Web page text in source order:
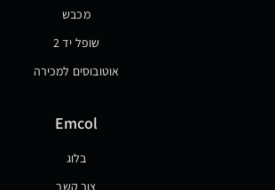
מכבש
שופל יד 2
אוטובוסים למכירה
Emcol
בלוג
צור קשר